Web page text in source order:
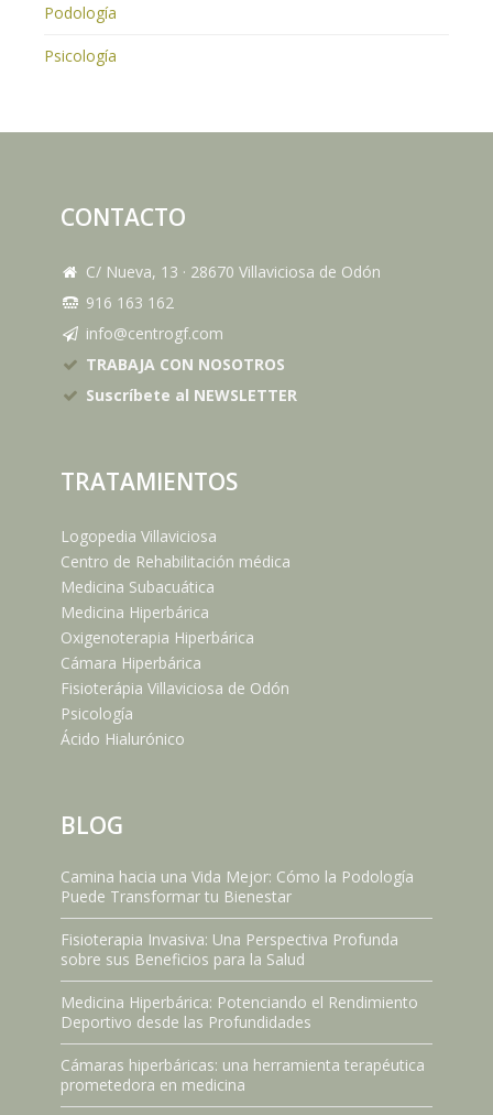
Podología
Psicología
CONTACTO
C/ Nueva, 13 · 28670 Villaviciosa de Odón
916 163 162
info@centrogf.com
TRABAJA CON NOSOTROS
Suscríbete al NEWSLETTER
TRATAMIENTOS
Logopedia Villaviciosa
Centro de Rehabilitación médica
Medicina Subacuática
Medicina Hiperbárica
Oxigenoterapia Hiperbárica
Cámara Hiperbárica
Fisioterápia Villaviciosa de Odón
Psicología
Ácido Hialurónico
BLOG
Camina hacia una Vida Mejor: Cómo la Podología
Puede Transformar tu Bienestar
Fisioterapia Invasiva: Una Perspectiva Profunda
sobre sus Beneficios para la Salud
Medicina Hiperbárica: Potenciando el Rendimiento
Deportivo desde las Profundidades
Cámaras hiperbáricas: una herramienta terapéutica
prometedora en medicina